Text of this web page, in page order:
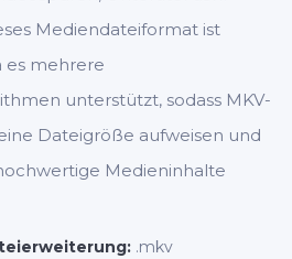
Mediendateiformat ist
es mehrere
unterstützt, sodass MKV-
Dateigröße aufweisen und
Medieninhalte
.mkv